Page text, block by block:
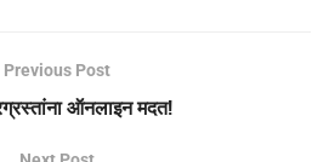
Previous Post
ऑनलाइन मदत!